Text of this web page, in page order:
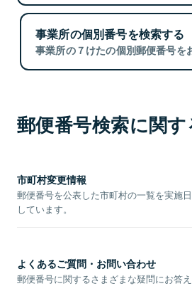
事業所の個別番号を検索する
事業所の７けたの個別郵便番号を
郵便番号検索に関
市町村変更情報
郵便番号を公表した市町村の一覧を実施
しています。
よくあるご質問・お問い合わせ
郵便番号に関するさまざまな疑問にお答え